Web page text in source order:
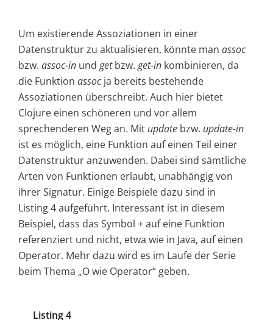
Um existierende Assoziationen in einer
Datenstruktur zu aktualisieren, könnte man assoc
bzw. assoc-in und getbzw. get-in kombinieren, da
die Funktion assocja bereits bestehende
Assoziationen überschreibt. Auch hier bietet
Clojure einen schöneren und vor allem
sprechenderen Weg an. Mit update bzw. update-in
ist es möglich, eine Funktion auf einen Teil einer
Datenstruktur anzuwenden. Dabei sind sämtliche
Arten von Funktionen erlaubt, unabhängig von
ihrer Signatur. Einige Beispiele dazu sind in
Listing 4aufgeführt. Interessant ist in diesem
Beispiel, dass das Symbol +auf eine Funktion
referenziert und nicht, etwa wie in Java, auf einen
Operator. Mehr dazu wird es im Laufe der Serie
beim Thema „O wie Operator“ geben.
Listing 4